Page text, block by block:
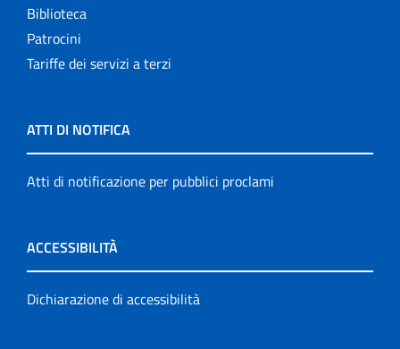
Biblioteca
Patrocini
Tariffe dei servizi a terzi
ATTI DI NOTIFICA
Atti di notificazione per pubblici proclami
ACCESSIBILITÀ
Dichiarazione di accessibilità